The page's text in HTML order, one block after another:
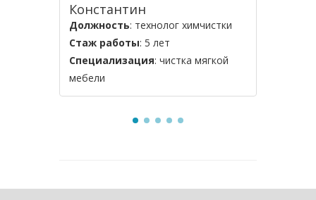
Константин
Должность: технолог химчистки
Стаж работы: 5 лет
Специализация: чистка мягкой
мебели